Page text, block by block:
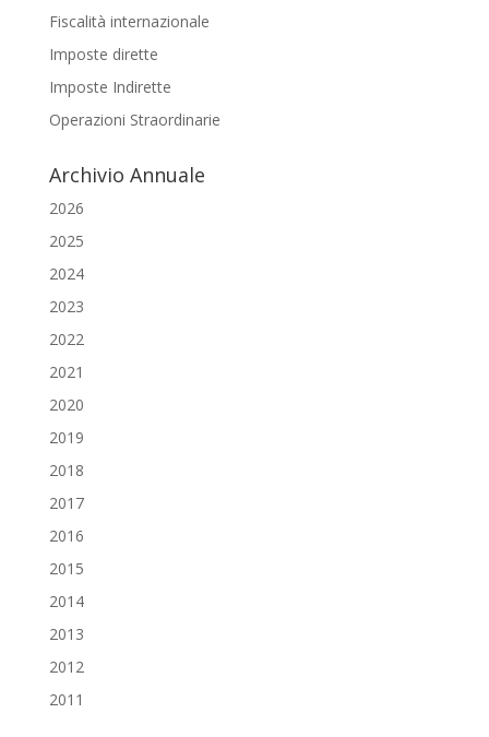
Fiscalità internazionale
Imposte dirette
Imposte Indirette
Operazioni Straordinarie
Archivio Annuale
2026
2025
2024
2023
2022
2021
2020
2019
2018
2017
2016
2015
2014
2013
2012
2011